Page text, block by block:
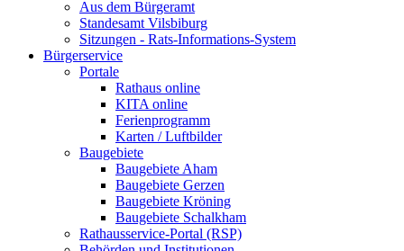
Aus dem Bürgeramt
Standesamt Vilsbiburg
Sitzungen - Rats-Informations-System
Bürgerservice
Portale
Rathaus online
KITA online
Ferienprogramm
Karten / Luftbilder
Baugebiete
Baugebiete Aham
Baugebiete Gerzen
Baugebiete Kröning
Baugebiete Schalkham
Rathausservice-Portal (RSP)